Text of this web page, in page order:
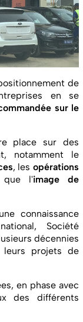
de
en se
sur le
place sur des
notamment le
, lesopérations
que l'image de
connaissance
Société
décennies
leurs projets de
en phase avec
des différents